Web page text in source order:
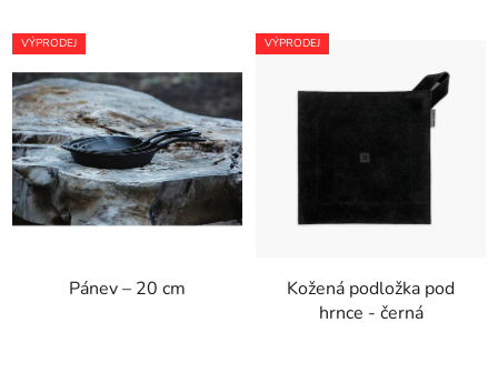
VÝPRODEJ
Pánev – 20 cm
VÝPRODEJ
Kožená podložka pod
hrnce - černá